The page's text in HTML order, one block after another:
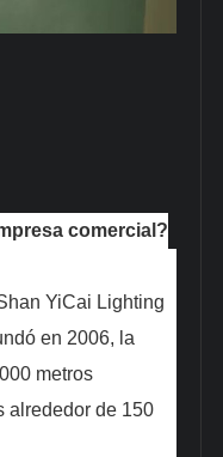
comercial?
YiCai Lighting
en 2006, la
metros
alrededor de 150